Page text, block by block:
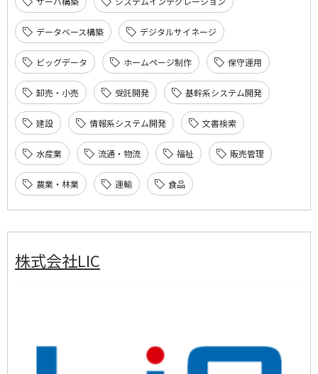
データベース構築 デジタルサイネージ
ビッグデータ ホームページ制作 保守運用
卸売・小売 受託開発 基幹系システム開発
建設 情報系システム開発 文書検索
水産業 流通・物流 福祉 販売管理
農業・林業 運輸 食品
株式会社LIC